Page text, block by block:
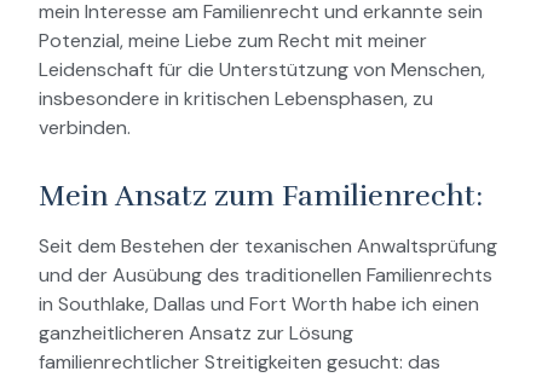
mein Interesse am Familienrecht und erkannte sein
Potenzial, meine Liebe zum Recht mit meiner
Leidenschaft für die Unterstützung von Menschen,
insbesondere in kritischen Lebensphasen, zu
verbinden.
Mein Ansatz zum Familienrecht:
Seit dem Bestehen der texanischen Anwaltsprüfung
und der Ausübung des traditionellen Familienrechts
in Southlake, Dallas und Fort Worth habe ich einen
ganzheitlicheren Ansatz zur Lösung
familienrechtlicher Streitigkeiten gesucht: das